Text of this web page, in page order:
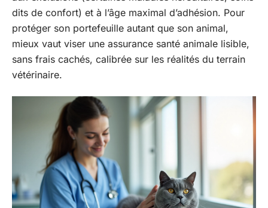
dits de confort) et à l’âge maximal d’adhésion. Pour
protéger son portefeuille autant que son animal,
mieux vaut viser une assurance santé animale lisible,
sans frais cachés, calibrée sur les réalités du terrain
vétérinaire.